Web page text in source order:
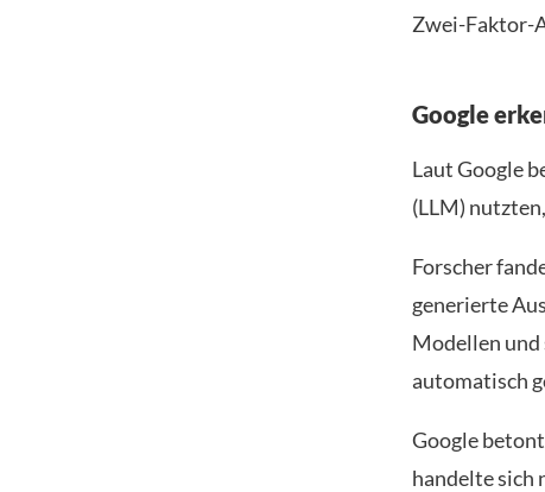
Zwei-Faktor-
Google
Laut Google
(LLM)
Forscher
generierte
Modellen und
automatisch
Google
handelte sich